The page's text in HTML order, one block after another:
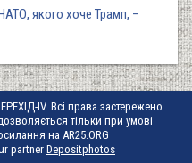
якого хоче Трамп, –
IV. Всі права застережено.
тільки при умові
на AR25.ORG
partner Depositphotos